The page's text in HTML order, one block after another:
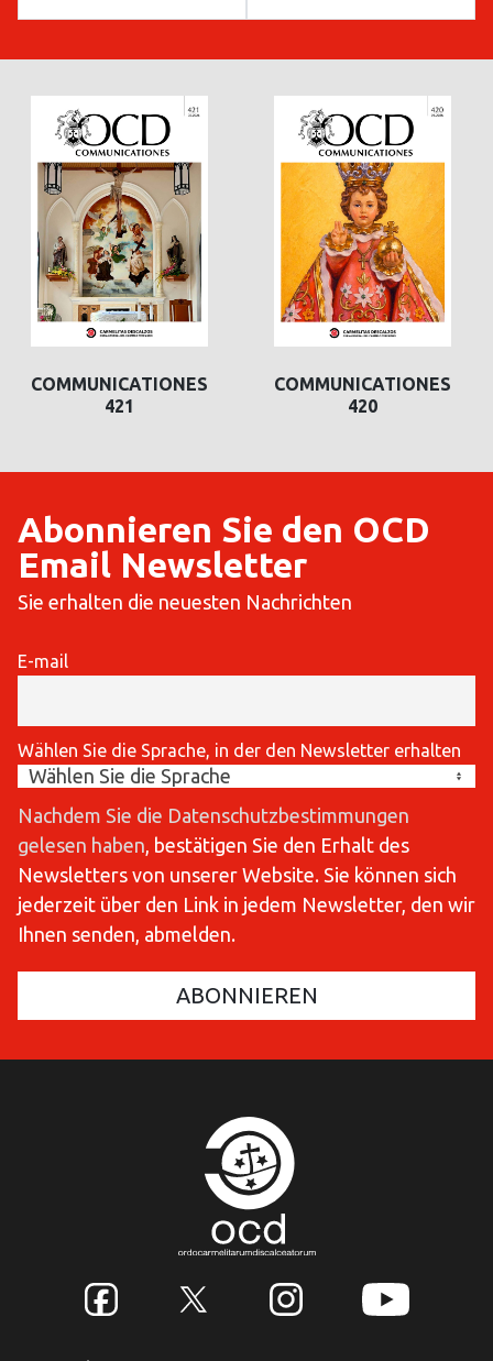
COMMUNICATIONES
421
COMMUNICATIONES
420
Abonnieren Sie den OCD
Email Newsletter
Sie erhalten die neuesten Nachrichten
E-mail
Wählen Sie die Sprache, in der den Newsletter erhalten
Nachdem Sie die Datenschutzbestimmungen
gelesen haben, bestätigen Sie den Erhalt des
Newsletters von unserer Website. Sie können sich
jederzeit über den Link in jedem Newsletter, den wir
Ihnen senden, abmelden.